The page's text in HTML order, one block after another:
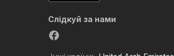
Слідкуй за нами